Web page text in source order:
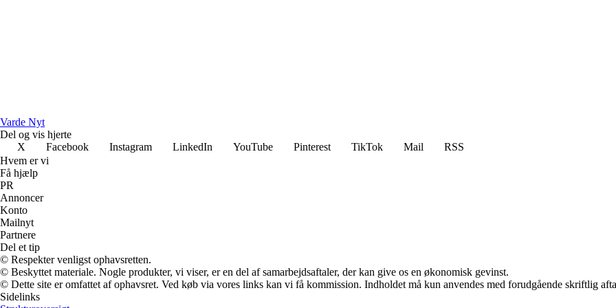
Varde Nyt
Del og vis hjerte
X
Facebook Instagram LinkedIn YouTube Pinterest TikTok Mail
RSS
Hvem er vi
Få hjælp
PR
Annoncer
Konto
Mailnyt
Partnere
Del et tip
© Respekter venligst ophavsretten.
© Beskyttet materiale. Nogle produkter, vi viser, er en del af samarbejdsaftaler, der kan give os en økonomisk gevinst.
© Dette site er omfattet af ophavsret. Ved køb via vores links kan vi få kommission. Indholdet må kun anvendes med forudgående skriftlig
Sidelinks